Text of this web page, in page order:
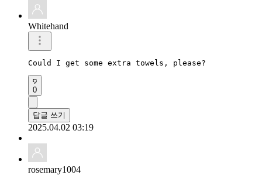
Whitehand
Could I get some extra towels, please?
0
답글 쓰기
2025.04.02 03:19
rosemary1004